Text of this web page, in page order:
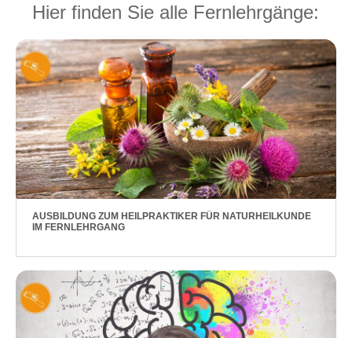
Hier finden Sie alle Fernlehrgänge:
AUSBILDUNG ZUM HEILPRAKTIKER FÜR NATURHEILKUNDE
IM FERNLEHRGANG